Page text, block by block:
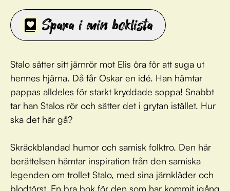
Spara i min boklista
Stalo sätter sitt järnrör mot Elis öra för att suga ut
hennes hjärna. Då får Oskar en idé. Han hämtar
pappas alldeles för starkt kryddade soppa! Snabbt
tar han Stalos rör och sätter det i grytan istället. Hur
ska det här gå?
Skräckblandad humor och samisk folktro. Den här
berättelsen hämtar inspiration från den samiska
legenden om trollet Stalo, med sina järnkläder och
blodtörst. En bra bok för den som har kommit igång